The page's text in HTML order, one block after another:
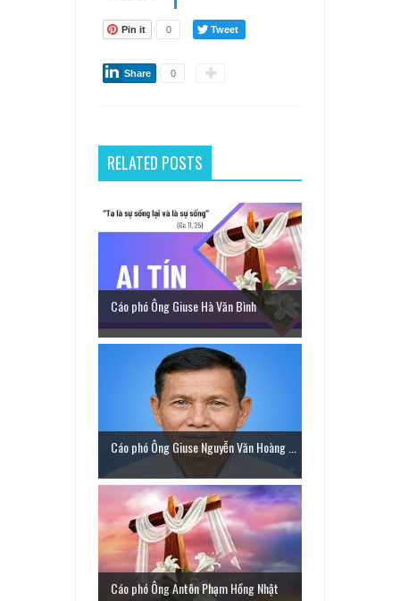
Pin it 0 Tweet
Share 0
RELATED POSTS
Cáo phó Ông Giuse Hà Văn Bình
Cáo phó Ông Giuse Nguyễn Văn Hoàng ...
Cáo phó Ông Antôn Phạm Hồng Nhật